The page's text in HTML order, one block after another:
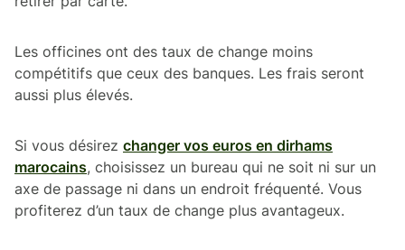
Les officines ont des taux de change moins
compétitifs que ceux des banques. Les frais seront
aussi plus élevés.
Si vous désirez changer vos euros en dirhams
marocains, choisissez un bureau qui ne soit ni sur un
axe de passage ni dans un endroit fréquenté. Vous
profiterez d’un taux de change plus avantageux.